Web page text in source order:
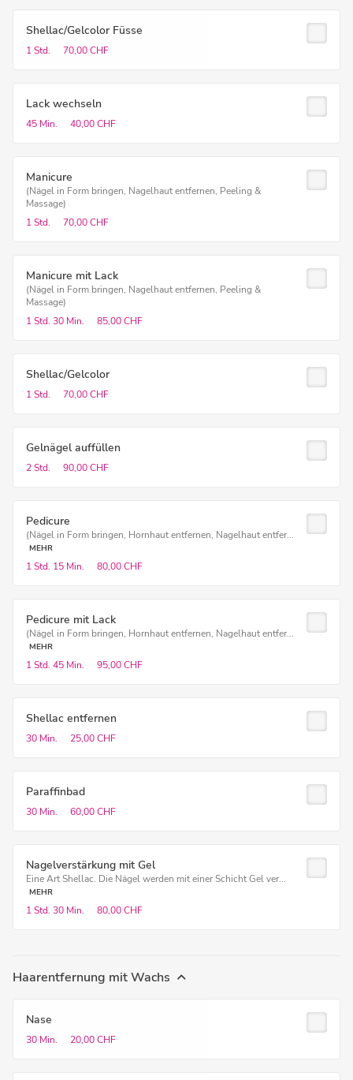
Shellac/Gelcolor Füsse
1 Std. 70,00 CHF
Lack wechseln
45 Min. 40,00 CHF
Manicure
(Nägel in Form bringen, Nagelhaut entfernen, Peeling &
Massage)
1 Std.
70,00 CHF
Manicure mit Lack
(Nägel in Form bringen, Nagelhaut entfernen, Peeling &
Massage)
1 Std. 30 Min. 85,00 CHF
Shellac/Gelcolor
1 Std. 70,00 CHF
Gelnägel auffüllen
2 Std. 90,00 CHF
Pedicure
(Nägel in Form bringen, Hornhaut entfernen, Nagelhaut entfer...
MEHR
1 Std. 15 Min. 80,00 CHF
Pedicure mit Lack
(Nägel in Form bringen, Hornhaut entfernen, Nagelhaut entfer...
MEHR
1 Std. 45 Min. 95,00 CHF
Shellac entfernen
30 Min. 25,00 CHF
Paraffinbad
30 Min. 60,00 CHF
Nagelverstärkung mit Gel
Eine Art Shellac. Die Nägel werden mit einer Schicht Gel ver...
MEHR
1 Std. 30 Min. 80,00 CHF
Haarentfernung mit Wachs
Nase
30 Min. 20,00 CHF